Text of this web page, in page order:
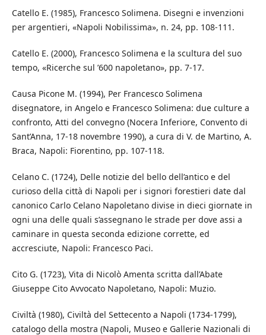
Catello E. (1985), Francesco Solimena. Disegni e invenzioni
per argentieri, «Napoli Nobilissima», n. 24, pp. 108-111.
Catello E. (2000), Francesco Solimena e la scultura del suo
tempo, «Ricerche sul ’600 napoletano», pp. 7-17.
Causa Picone M. (1994), Per Francesco Solimena
disegnatore, in Angelo e Francesco Solimena: due culture a
confronto, Atti del convegno (Nocera Inferiore, Convento di
Sant’Anna, 17-18 novembre 1990), a cura di V. de Martino, A.
Braca, Napoli: Fiorentino, pp. 107-118.
Celano C. (1724), Delle notizie del bello dell’antico e del
curioso della città di Napoli per i signori forestieri date dal
canonico Carlo Celano Napoletano divise in dieci giornate in
ogni una delle quali s’assegnano le strade per dove assi a
caminare in questa seconda edizione corrette, ed
accresciute, Napoli: Francesco Paci.
Cito G. (1723), Vita di Nicolò Amenta scritta dall’Abate
Giuseppe Cito Avvocato Napoletano, Napoli: Muzio.
Civiltà (1980), Civiltà del Settecento a Napoli (1734-1799),
catalogo della mostra (Napoli, Museo e Gallerie Nazionali di